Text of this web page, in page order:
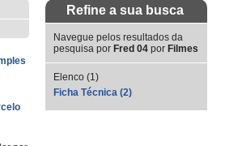
Refine a sua busca
Navegue pelos resultados da
pesquisa por Fred 04 por Filmes
Elenco (1)
Ficha Técnica (2)